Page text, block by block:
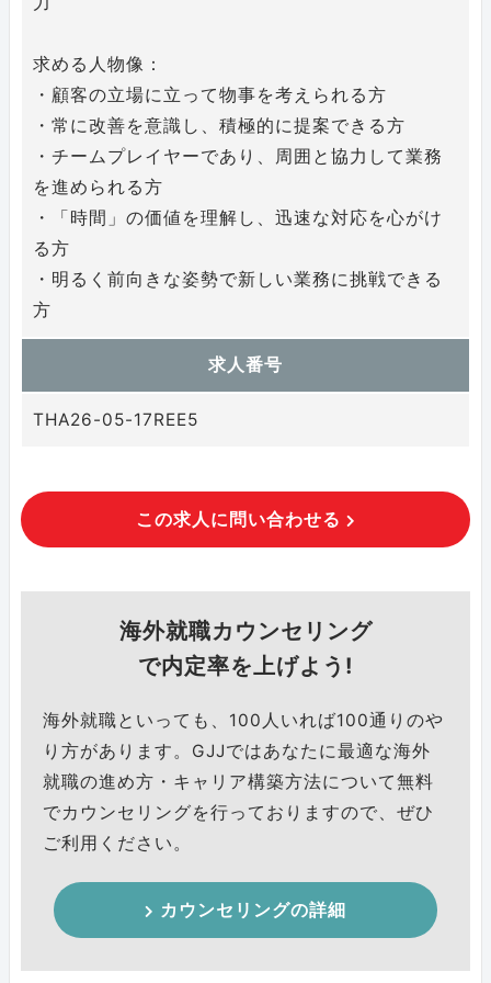
求める人物像：
・顧客の立場に立って物事を考えられる方
・常に改善を意識し、積極的に提案できる方
・チームプレイヤーであり、周囲と協力して業務
を進められる方
・「時間」の価値を理解し、迅速な対応を心がけ
る方
・明るく前向きな姿勢で新しい業務に挑戦できる
方
求人番号
THA26-05-17REE5
この求人に問い合わせる
海外就職カウンセリング
で内定率を上げよう!
海外就職といっても、100人いれば100通りのや
り方があります。GJJではあなたに最適な海外
就職の進め方・キャリア構築方法について無料
でカウンセリングを行っておりますので、ぜひ
ご利用ください。
カウンセリングの詳細